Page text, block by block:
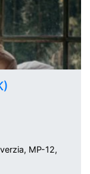
MP-12,